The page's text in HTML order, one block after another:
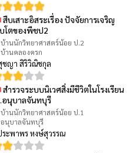
สืบเสาะอิสระเรื่อง ปัจจัยการเจริญ
โตของพืชป2
บ้านนักวิทยาศาสตร์น้อย ป.2
านคลองครก
ชญา สิริวิณิชกุล
สำรวจระบบนิเวศสิ่งมีชีวิตในโรงเรียน
อนุบาลจันทบุรี
บ้านนักวิทยาศาสตร์น้อย ป.1
นุบาลจันทบุรี
ระพาพร หงษ์สุวรรณ